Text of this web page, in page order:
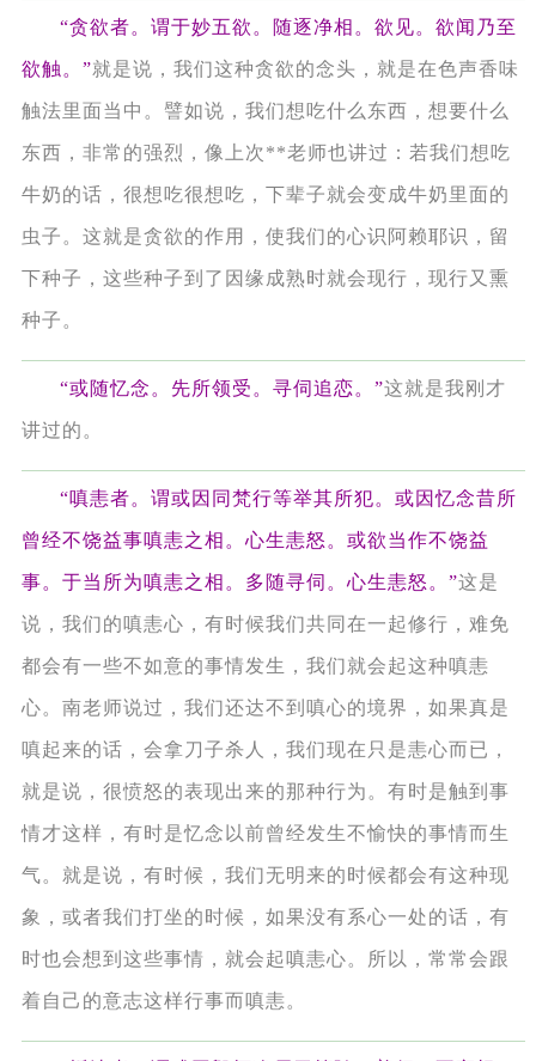
“贪欲者。谓于妙五欲。随逐净相。欲见。欲闻乃至
欲触。”就是说，我们这种贪欲的念头，就是在色声香味
触法里面当中。譬如说，我们想吃什么东西，想要什么
东西，非常的强烈，像上次**老师也讲过：若我们想吃
牛奶的话，很想吃很想吃，下辈子就会变成牛奶里面的
虫子。这就是贪欲的作用，使我们的心识阿赖耶识，留
下种子，这些种子到了因缘成熟时就会现行，现行又熏
种子。
“或随忆念。先所领受。寻伺追恋。”这就是我刚才
讲过的。
“嗔恚者。谓或因同梵行等举其所犯。或因忆念昔所
曾经不饶益事嗔恚之相。心生恚怒。或欲当作不饶益
事。于当所为嗔恚之相。多随寻伺。心生恚怒。”这是
说，我们的嗔恚心，有时候我们共同在一起修行，难免
都会有一些不如意的事情发生，我们就会起这种嗔恚
心。南老师说过，我们还达不到嗔心的境界，如果真是
嗔起来的话，会拿刀子杀人，我们现在只是恚心而已，
就是说，很愤怒的表现出来的那种行为。有时是触到事
情才这样，有时是忆念以前曾经发生不愉快的事情而生
气。就是说，有时候，我们无明来的时候都会有这种现
象，或者我们打坐的时候，如果没有系心一处的话，有
时也会想到这些事情，就会起嗔恚心。所以，常常会跟
着自己的意志这样行事而嗔恚。